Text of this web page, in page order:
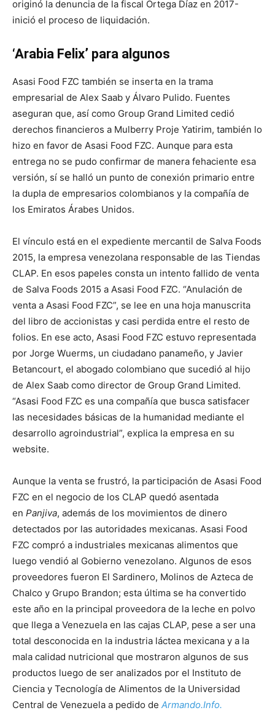
originó la denuncia de la fiscal Ortega Díaz en 2017-
inició el proceso de liquidación.
‘Arabia Felix’ para algunos
Asasi Food FZC también se inserta en la trama
empresarial de Alex Saab y Álvaro Pulido. Fuentes
aseguran que, así como Group Grand Limited cedió
derechos financieros a Mulberry Proje Yatirim, también lo
hizo en favor de Asasi Food FZC. Aunque para esta
entrega no se pudo confirmar de manera fehaciente esa
versión, sí se halló un punto de conexión primario entre
la dupla de empresarios colombianos y la compañía de
los Emiratos Árabes Unidos.
El vínculo está en el expediente mercantil de Salva Foods
2015, la empresa venezolana responsable de las Tiendas
CLAP. En esos papeles consta un intento fallido de venta
de Salva Foods 2015 a Asasi Food FZC. “Anulación de
venta a Asasi Food FZC”, se lee en una hoja manuscrita
del libro de accionistas y casi perdida entre el resto de
folios. En ese acto, Asasi Food FZC estuvo representada
por Jorge Wuerms, un ciudadano panameño, y Javier
Betancourt, el abogado colombiano que sucedió al hijo
de Alex Saab como director de Group Grand Limited.
“Asasi Food FZC es una compañía que busca satisfacer
las necesidades básicas de la humanidad mediante el
desarrollo agroindustrial”, explica la empresa en su
website.
Aunque la venta se frustró, la participación de Asasi Food
FZC en el negocio de los CLAP quedó asentada
en Panjiva, además de los movimientos de dinero
detectados por las autoridades mexicanas. Asasi Food
FZC compró a industriales mexicanas alimentos que
luego vendió al Gobierno venezolano. Algunos de esos
proveedores fueron El Sardinero, Molinos de Azteca de
Chalco y Grupo Brandon; esta última se ha convertido
este año en la principal proveedora de la leche en polvo
que llega a Venezuela en las cajas CLAP, pese a ser una
total desconocida en la industria láctea mexicana y a la
mala calidad nutricional que mostraron algunos de sus
productos luego de ser analizados por el Instituto de
Ciencia y Tecnología de Alimentos de la Universidad
Central de Venezuela a pedido de Armando.Info.